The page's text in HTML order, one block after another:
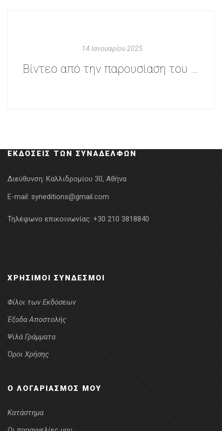
14 Ιανουαρίου 2025
ΕΚΔΌΣΕΙΣ ΤΩΝ ΣΥΝΑΔΈΛΦΩΝ
Διεύθυνση: Καλλιδρομίου 30, Αθήνα
E-mail: syneditions@gmail.com
Τηλέφωνο επικοινωνίας: +30 210 3818840
ΧΡΉΣΙΜΟΙ ΣΎΝΔΕΣΜΟΙ
Φίλοι των Εκδόσεων
Έξοδα Αποστολής
Ψιλά Γράμματα
Όροι Χρήσης
Ο ΛΟΓΑΡΙΑΣΜΌΣ ΜΟΥ
Κατάστημα